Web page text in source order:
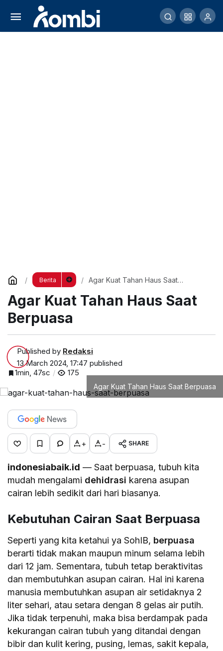
Berita
Agar Kuat Tahan Haus Saat
Agar Kuat Tahan Haus Saat
Berpuasa
Published by Redaksi
13 March 2024, 17:47 published
1min, 47sc
175
Agar Kuat Tahan Haus Saat Berpuasa
+ - SHARE
indonesiabaik.id — Saat berpuasa, tubuh kita
mudah mengalami dehidrasi karena asupan
cairan lebih sedikit dari hari biasanya.
Kebutuhan Cairan Saat Berpuasa
Seperti yang kita ketahui ya SohIB, berpuasa
berarti tidak makan maupun minum selama lebih
dari 12 jam. Sementara, tubuh tetap beraktivitas
dan membutuhkan asupan cairan. Hal ini karena
manusia membutuhkan asupan air setidaknya 2
liter sehari, atau setara dengan 8 gelas air putih.
Jika tidak terpenuhi, maka bisa berdampak pada
kekurangan cairan tubuh yang ditandai dengan
bibir dan kulit kering, pusing, lemas, sakit kepala,
Agar Kuat Tahan Haus Saat Berpuasa